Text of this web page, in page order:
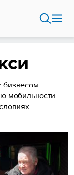
бизнесом
мобильности